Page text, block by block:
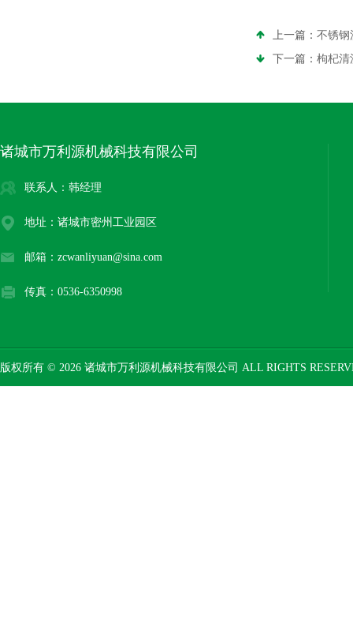
上一篇： 不锈钢
下一篇： 枸杞清
诸城市万利源机械科技有限公司
联系人：韩经理
地址：诸城市密州工业园区
邮箱：zcwanliyuan@sina.com
传真：0536-6350998
版权所有 © 2026 诸城市万利源机械科技有限公司 ALL RIGHTS